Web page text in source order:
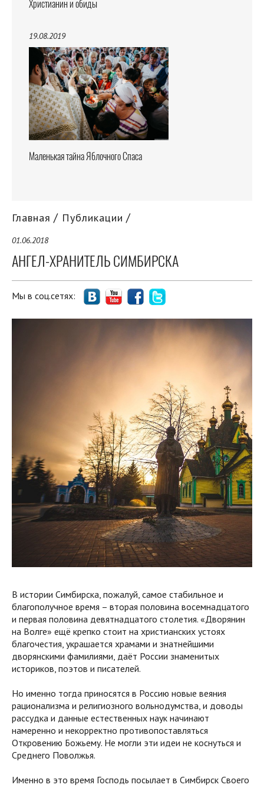
Христианин и обиды
19.08.2019
Маленькая тайна Яблочного Спаса
Главная Публикации
01.06.2018
АНГЕЛ-ХРАНИТЕЛЬ СИМБИРСКА
Мы в соц.сетях:
В истории Симбирска, пожалуй, самое стабильное и
благополучное время – вторая половина восемнадцатого
и первая половина девятнадцатого столетия. «Дворянин
на Волге» ещё крепко стоит на христианских устоях
благочестия, украшается храмами и знатнейшими
дворянскими фамилиями, даёт России знаменитых
историков, поэтов и писателей.
Но именно тогда приносятся в Россию новые веяния
рационализма и религиозного вольнодумства, и доводы
рассудка и данные естественных наук начинают
намеренно и некорректно противопоставляться
Откровению Божьему. Не могли эти идеи не коснуться и
Среднего Поволжья.
Именно в это время Господь посылает в Симбирск Своего